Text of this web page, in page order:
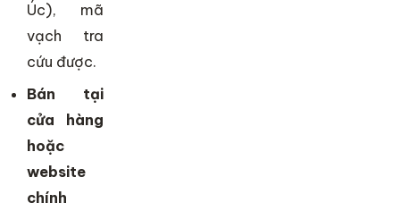
Úc), mã
vạch tra
cứu được.
Bán tại
cửa hàng
hoặc
website
chính